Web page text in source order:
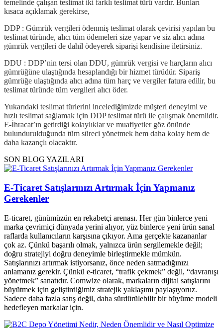
temelinde çalışan teslimat iki farklı teslimat türü vardır. Bunları
kısaca açıklamak gerekirse,
DDP : Gümrük vergileri ödenmiş teslimat olarak çevirisi yapılan bu
teslimat türünde, alıcı tüm ödemeleri size yapar ve siz alıcı adına
gümrük vergileri de dahil ödeyerek siparişi kendisine iletirsiniz.
DDU : DDP’nin tersi olan DDU, gümrük vergisi ve harçların alıcı
gümrüğüne ulaştığında hesaplandığı bir hizmet türüdür. Sipariş
gümrüğe ulaştığında alıcı adına tüm harç ve vergiler fatura edilir, bu
teslimat türünde tüm vergileri alıcı öder.
Yukarıdaki teslimat türlerini incelediğimizde müşteri deneyimi ve
hızlı teslimat sağlamak için DDP teslimat türü ile çalışmak önemlidir.
E-İhracat’ın getirdiği kolaylıklar ve muafiyetler göz önünde
bulundurulduğunda tüm süreci yönetmek hem daha kolay hem de
daha kazançlı olacaktır.
SON BLOG YAZILARI
E-Ticaret Satışlarınızı Artırmak İçin Yapmanız
Gerekenler
E-ticaret, günümüzün en rekabetçi arenası. Her gün binlerce yeni
marka çevrimiçi dünyada yerini alıyor, yüz binlerce yeni ürün sanal
raflarda kullanıcıların karşısına çıkıyor. Ama gerçekte kazananlar
çok az. Çünkü başarılı olmak, yalnızca ürün sergilemekle değil;
doğru stratejiyi doğru deneyimle birleştirmekle mümkün.
Satışlarınızı artırmak istiyorsanız, önce neden satmadığınızı
anlamanız gerekir. Çünkü e-ticaret, “trafik çekmek” değil, “davranışı
yönetmek” sanatıdır. Comwize olarak, markaların dijital satışlarını
büyütmek için geliştirdiğimiz stratejik yaklaşımı paylaşıyoruz.
Sadece daha fazla satış değil, daha sürdürülebilir bir büyüme modeli
hedefleyen markalar için.